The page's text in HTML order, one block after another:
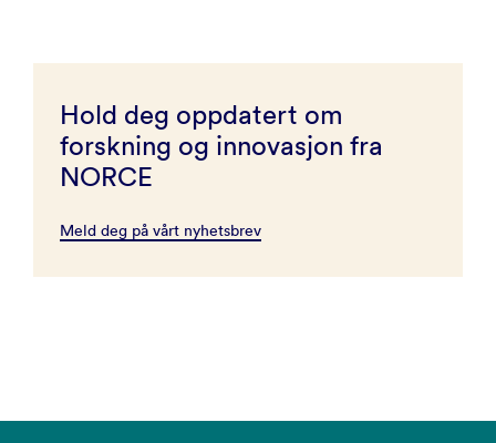
Hold deg oppdatert om
forskning og innovasjon fra
NORCE
Meld deg på vårt nyhetsbrev